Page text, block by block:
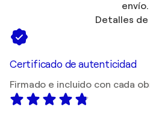
envío.
Detalles de
Certificado de autenticidad
Firmado e incluido con cada